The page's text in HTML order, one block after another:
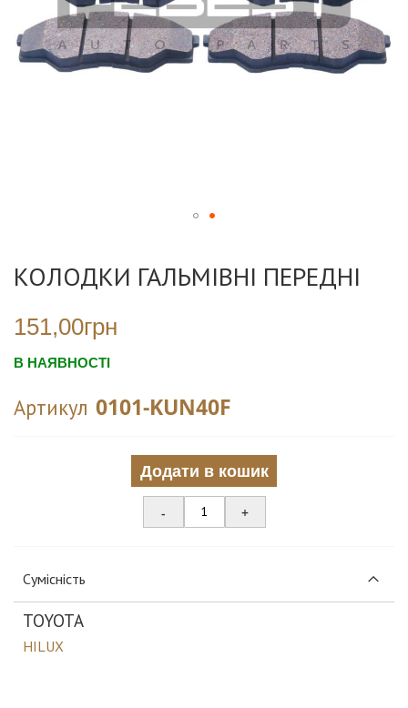
початку
зображень
КОЛОДКИ ГАЛЬМІВНІ ПЕРЕДНІ
151,00грн
В НАЯВНОСТІ
Артикул 0101-KUN40F
Додати в кошик
- +
Сумісність
TOYOTA
HILUX